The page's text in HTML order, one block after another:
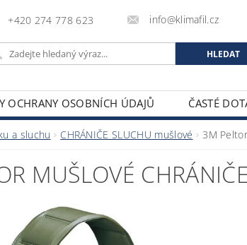
+420 274 778 623 info@klimafil.cz
OCHRANY OSOBNÍCH ÚDAJŮ ČASTÉ
a sluchu CHRÁNIČE SLUCHU mušlové 3M
MUŠLOVÉ